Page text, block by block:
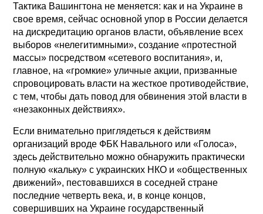
Тактика Вашингтона не меняется: как и на Украине в
свое время, сейчас основной упор в России делается
на дискредитацию органов власти, объявление всех
выборов «нелегитимными», создание «протестной
массы» посредством «сетевого воспитания», и,
главное, на «громкие» уличные акции, призванные
спровоцировать власти на жесткое противодействие,
с тем, чтобы дать повод для обвинения этой власти в
«незаконных действиях».
Если внимательно приглядеться к действиям
организаций вроде ФБК Навального или «Голоса»,
здесь действительно можно обнаружить практически
полную «кальку» с украинских НКО и «общественных
движений», пестовавшихся в соседней стране
последние четверть века, и, в конце концов,
совершивших на Украине государственный